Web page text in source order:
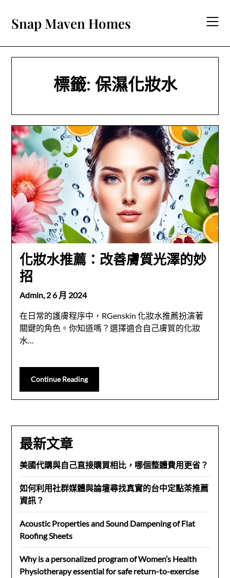
content
Snap Maven Homes
標籤: 保濕化妝水
化妝水推薦：改善膚質光澤的妙
招
Admin,2 6 月 2024
在日常的護膚程序中，RGenskin 化妝水推薦扮演著
關鍵的角色。你知道嗎？選擇適合自己膚質的化妝
水…
Continue Reading
最新文章
美國代購與自己直接購買相比，哪個整體費用更省？
如何利用社群媒體與論壇尋找真實的台中定點茶推薦
資訊？
Acoustic Properties and Sound Dampening of Flat
Roofing Sheets
Why is a personalized program of Women’s Health
Physiotherapy essential for safe return-to-exercise